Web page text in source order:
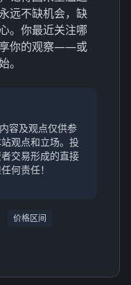
远不缺机会，缺
。你最近关注哪
享你的观察——或
。
容及观点仅供参
观点和立场。投
交易形成的直接
何责任！
价格区间